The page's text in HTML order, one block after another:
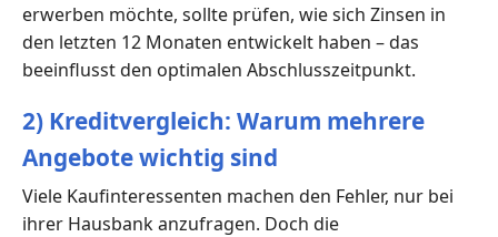
erwerben möchte, sollte prüfen, wie sich Zinsen in
den letzten 12 Monaten entwickelt haben – das
beeinflusst den optimalen Abschlusszeitpunkt.
2) Kreditvergleich: Warum mehrere
Angebote wichtig sind
Viele Kaufinteressenten machen den Fehler, nur bei
ihrer Hausbank anzufragen. Doch die